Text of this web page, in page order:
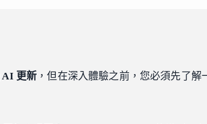
更新 ，但在深入體驗之前，您必須先了解